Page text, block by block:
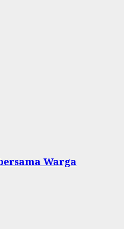
Warga